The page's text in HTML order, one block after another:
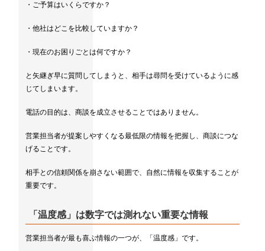
・ご予算はいくらですか？
・他社はどこを比較していますか？
・現在のお困りごとは何ですか？
と矢継ぎ早に質問してしまうと、相手は尋問を受けているように感
じてしまいます。
電話の目的は、商談を成立させることではありません。
営業担当者が提案しやすくなる最低限の情報を把握し、商談につな
げることです。
相手との信頼関係を崩さない範囲で、自然に情報を収集することが
重要です。
「温度感」は数字では測れない重要な情報
営業担当者が最も喜ぶ情報の一つが、「温度感」です。